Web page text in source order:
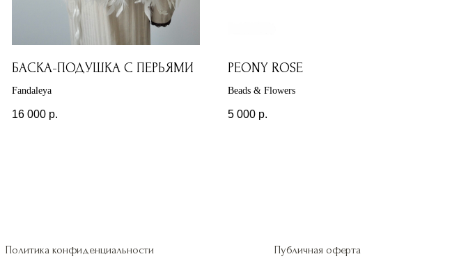
БАСКА-ПОДУШКА С ПЕРЬЯМИ
Fandaleya
16 000 р.
PEONY ROSE
Beads & Flowers
5 000 р.
Политика конфиденциальности Публичная оферта